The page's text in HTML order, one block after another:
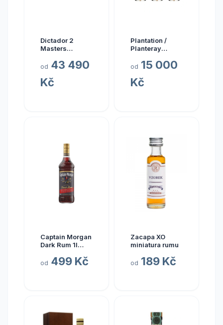
Dictador 2
Masters
1977 45yo (3rd
od 43 490
Kč
Plantation /
Planteray
Sada Single
Cellar 2024
od 15 000
Kč
Captain Morgan
Dark Rum 1l
od 499 Kč
Zacapa XO
miniatura rumu
od 189 Kč